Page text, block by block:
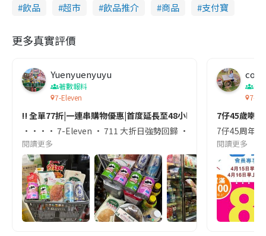
T
飲品
超市 飲品推介 商品 支付寶
更多真實評價
Yuenyuenyuyu
著數報料
7-Eleven
‼️ 全單77折|一連串購物優惠|首度延長至48小時 🈹
•••• 7-Eleven • 711 大折日強勢回歸 •••• ‼️ 全單77折|一連串
閱讀更多
co
著
7-11
7仔45歲喇
7仔45周年
閱讀更多